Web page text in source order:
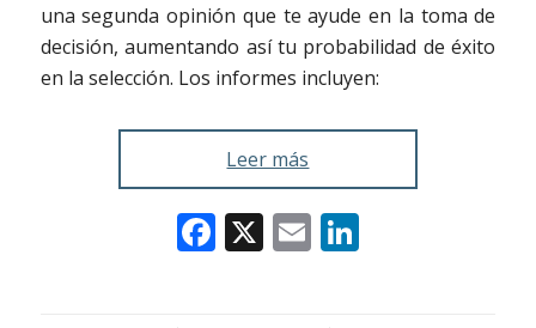
una segunda opinión que te ayude en la toma de
decisión, aumentando así tu probabilidad de éxito
en la selección. Los informes incluyen:
Leer más
Facebook
X EmailLinkedIn